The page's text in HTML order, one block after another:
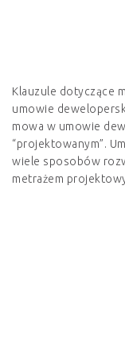
Klauzule dotyczące
umowie
mowa w umowie
“projektowanym”.
wiele sposobów
metrażem